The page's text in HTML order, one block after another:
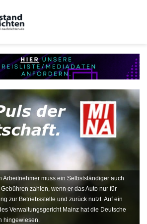
Arbeitnehmer muss ein Selbstständiger auch
zahlen, wenn er das Auto nur für
zur Betriebsstelle und zurück nutzt. Auf ein
Verwaltungsgericht Mainz hat die Deutsche
hingewiesen.